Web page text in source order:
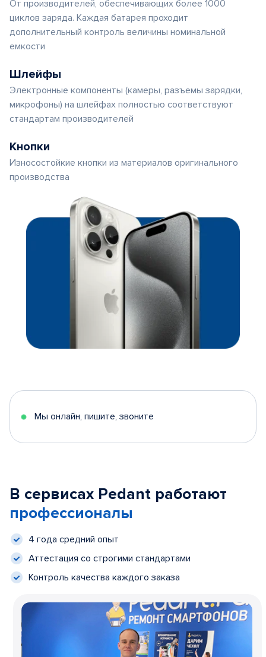
От производителей, обеспечивающих более 1000
циклов заряда. Каждая батарея проходит
дополнительный контроль величины номинальной
емкости
Шлейфы
Электронные компоненты (камеры, разъемы зарядки,
микрофоны) на шлейфах полностью соответствуют
стандартам производителей
Кнопки
Износостойкие кнопки из материалов оригинального
производства
Мы онлайн, пишите, звоните
В сервисах Pedant работают
профессионалы
4 года средний опыт
Аттестация со строгими стандартами
Контроль качества каждого заказа